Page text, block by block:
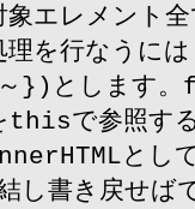
エレメント
を行なうには
とします
thisで参照す
とし
し書き戻せば